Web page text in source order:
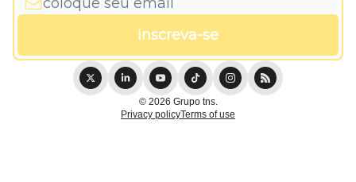
© 2026 Grupo tns.
Privacy policyTerms of use